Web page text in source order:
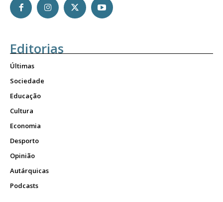
Editorias
Últimas
Sociedade
Educação
Cultura
Economia
Desporto
Opinião
Autárquicas
Podcasts